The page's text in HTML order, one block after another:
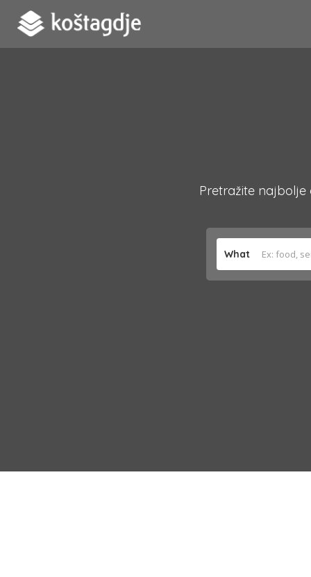
Pretražite najbolje
What